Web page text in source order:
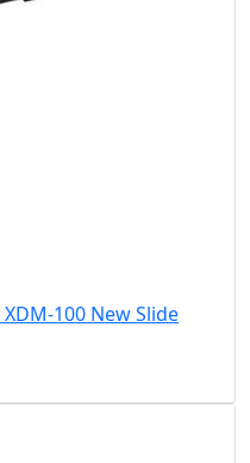
100 New Slide